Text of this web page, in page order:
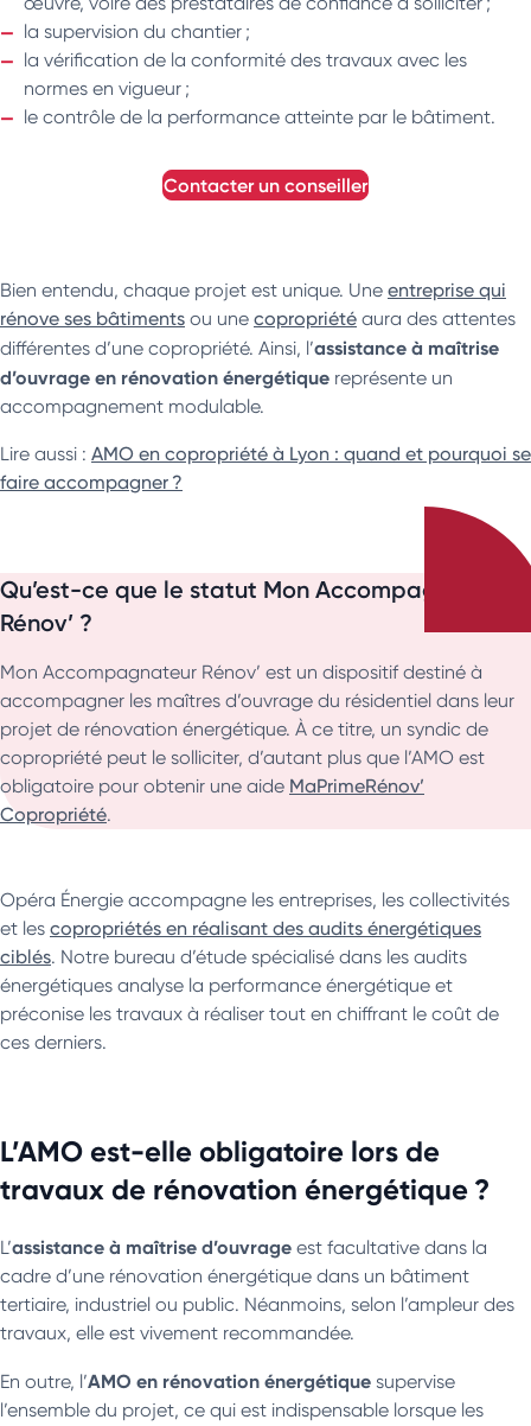
la supervision du chantier ;
la vérification de la conformité des travaux avec les
normes en vigueur ;
le contrôle de la performance atteinte par le bâtiment.
contacter un conseiller
Bien entendu, chaque projet est unique. Une entreprise qui
rénove ses bâtiments ou une copropriété aura des attentes
différentes d’une copropriété. Ainsi, l’assistance à maîtrise
d’ouvrage en rénovation énergétique représente un
accompagnement modulable.
Lire aussi : AMO en copropriété à Lyon : quand et pourquoi se
faire accompagner ?
Qu’est-ce que le statut Mon Accompagnateur
Rénov’ ?
Mon Accompagnateur Rénov’ est un dispositif destiné à
accompagner les maîtres d’ouvrage du résidentiel dans leur
projet de rénovation énergétique. À ce titre, un syndic de
copropriété peut le solliciter, d’autant plus que l’AMO est
obligatoire pour obtenir une aide MaPrimeRénov’
Copropriété.
Opéra Énergie accompagne les entreprises, les collectivités
et les copropriétés en réalisant des audits énergétiques
ciblés. Notre bureau d’étude spécialisé dans les audits
énergétiques analyse la performance énergétique et
préconise les travaux à réaliser tout en chiffrant le coût de
ces derniers.
L’AMO est-elle obligatoire lors de
travaux de rénovation énergétique ?
L’assistance à maîtrise d’ouvrage est facultative dans la
cadre d’une rénovation énergétique dans un bâtiment
tertiaire, industriel ou public. Néanmoins, selon l’ampleur des
travaux, elle est vivement recommandée.
En outre, l’AMO en rénovation énergétique supervise
l’ensemble du projet, ce qui est indispensable lorsque les